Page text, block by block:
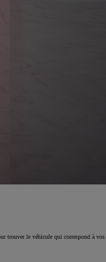
trouver le véhicule qui correspond à vos